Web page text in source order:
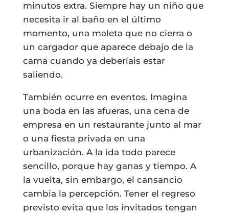
minutos extra. Siempre hay un niño que
necesita ir al baño en el último
momento, una maleta que no cierra o
un cargador que aparece debajo de la
cama cuando ya deberíais estar
saliendo.
También ocurre en eventos. Imagina
una boda en las afueras, una cena de
empresa en un restaurante junto al mar
o una fiesta privada en una
urbanización. A la ida todo parece
sencillo, porque hay ganas y tiempo. A
la vuelta, sin embargo, el cansancio
cambia la percepción. Tener el regreso
previsto evita que los invitados tengan